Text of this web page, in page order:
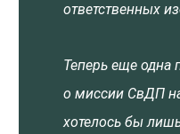
ответственных
Теперь еще одна
о миссии СвДП
хотелось бы